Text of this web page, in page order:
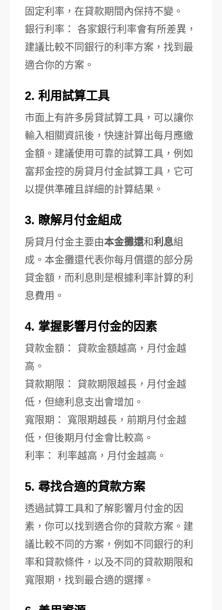
固定利率，在貸款期間內保持不變。
銀行利率： 各家銀行利率會有所差異，
建議比較不同銀行的利率方案，找到最
適合你的方案。
2. 利用試算工具
市面上有許多房貸試算工具，可以讓你
輸入相關資訊後，快速計算出每月應繳
金額。建議使用可靠的試算工具，例如
富邦金控的房貸月付金試算工具，它可
以提供準確且詳細的計算結果。
3. 瞭解月付金組成
房貸月付金主要由本金攤還和利息組
成。本金攤還代表你每月償還的部分房
貸金額，而利息則是根據利率計算的利
息費用。
4. 掌握影響月付金的因素
貸款金額： 貸款金額越高，月付金越
高。
貸款期限： 貸款期限越長，月付金越
低，但總利息支出會增加。
寬限期： 寬限期越長，前期月付金越
低，但後期月付金會比較高。
利率： 利率越高，月付金越高。
5. 尋找合適的貸款方案
透過試算工具和了解影響月付金的因
素，你可以找到適合你的貸款方案。建
議比較不同的方案，例如不同銀行的利
率和貸款條件，以及不同的貸款期限和
寬限期，找到最合適的選擇。